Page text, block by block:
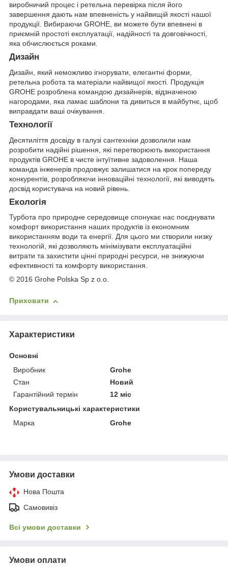
виробничий процес і ретельна перевірка після його
завершення дають нам впевненість у найвищій якості нашої
продукції. Вибираючи GROHE, ви можете бути впевнені в
приємній простоті експлуатації, надійності та довговічності,
яка обчислюється роками.
Дизайн
Дизайн, який неможливо ігнорувати, елегантні форми,
ретельна робота та матеріали найвищої якості. Продукція
GROHE розроблена командою дизайнерів, відзначеною
нагородами, яка ламає шаблони та дивиться в майбутнє, щоб
виправдати ваші очікування.
Технології
Десятиліття досвіду в галузі сантехніки дозволили нам
розробити надійні рішення, які перетворюють використання
продуктів GROHE в чисте інтуїтивне задоволення. Наша
команда інженерів продовжує залишатися на крок попереду
конкурентів, розробляючи інноваційні технології, які виводять
досвід користувача на новий рівень.
Екологія
Турбота про природне середовище спонукає нас поєднувати
комфорт використання наших продуктів із економним
використанням води та енергії. Для цього ми створили низку
технологій, які дозволяють мінімізувати експлуатаційні
витрати та захистити цінні природні ресурси, не знижуючи
ефективності та комфорту використання.
© 2016 Grohe Polska Sp z o.o.
Приховати
Характеристики
Основні
Виробник
Grohe
Стан
Новий
Гарантійний термін
12 міс
Користувальницькі характеристики
Марка
Grohe
Умови доставки
Нова Пошта
Самовивіз
Всі умови доставки
Умови оплати